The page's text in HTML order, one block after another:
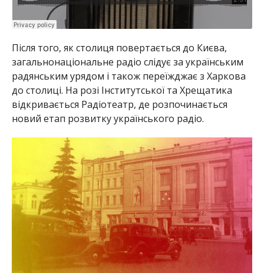
Після того, як столиця повертається до Києва,
загальнонаціональне радіо слідує за українським
радянським урядом і також переїжджає з Харкова
до столиці. На розі Інститутської та Хрещатика
відкривається Радіотеатр, де розпочинається
новий етап розвитку українського радіо.